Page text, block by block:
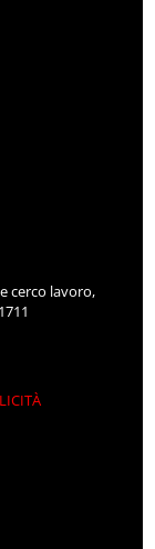
cerco lavoro,